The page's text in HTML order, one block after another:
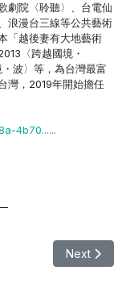
劇院〈聆聽〉、台電仙
浪漫台三線等公共藝術
「越後妻有大地藝術
〈跨越國境・
波〉等，為台灣最富
灣，2019年開始擔任
4b70......
座-邱文傑《藝術與美
Next
Next